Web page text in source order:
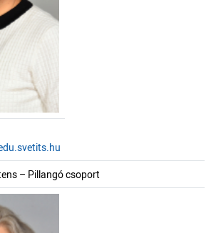
– Pillangó csoport